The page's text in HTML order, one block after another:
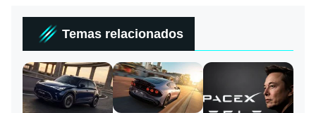
Temas relacionados